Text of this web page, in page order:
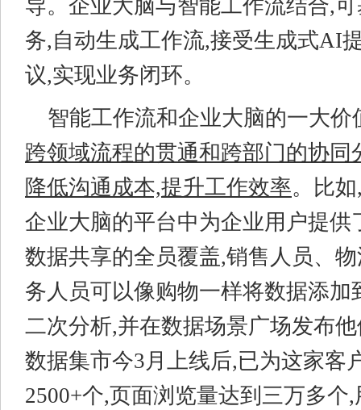
导。企业大脑与智能工作流结合,
务,自动生成工作流,接受生成式AI
议,实现业务闭环。
智能工作流和企业大脑的一大价
跨领域流程的贯通和跨部门的协同
降低沟通成本,提升工作效率。比
企业大脑的平台中为企业用户提供
数据共享的全员覆盖,销售人员、
务人员可以像购物一样将数据添加
二次分析,并在数据场景广场发布
数据集市今3月上线后,已为这家客
2500+个,页面浏览量达到三万多个